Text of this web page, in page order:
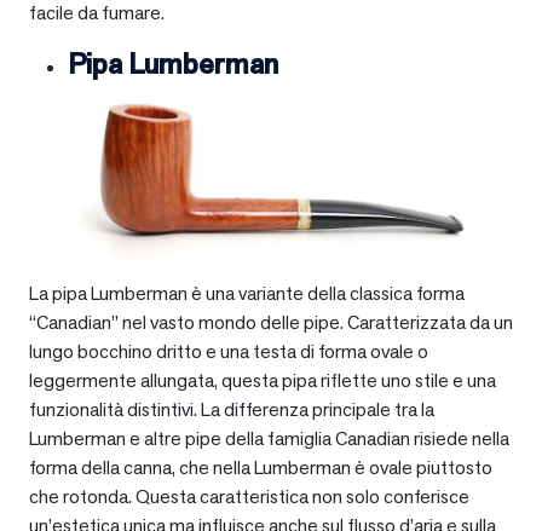
facile da fumare.
Pipa Lumberman
La pipa Lumberman è una variante della classica forma
“Canadian” nel vasto mondo delle pipe. Caratterizzata da un
lungo bocchino dritto e una testa di forma ovale o
leggermente allungata, questa pipa riflette uno stile e una
funzionalità distintivi. La differenza principale tra la
Lumberman e altre pipe della famiglia Canadian risiede nella
forma della canna, che nella Lumberman è ovale piuttosto
che rotonda. Questa caratteristica non solo conferisce
un’estetica unica ma influisce anche sul flusso d’aria e sulla